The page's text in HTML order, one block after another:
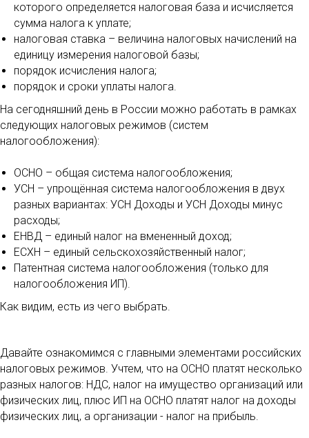
которого определяется налоговая база и исчисляется
сумма налога к уплате;
налоговая ставка – величина налоговых начислений на
единицу измерения налоговой базы;
порядок исчисления налога;
порядок и сроки уплаты налога.
На сегодняшний день в России можно работать в рамках
следующих налоговых режимов (систем
налогообложения):
ОСНО – общая система налогообложения;
УСН – упрощённая система налогообложения в двух
разных вариантах: УСН Доходы и УСН Доходы минус
расходы;
ЕНВД – единый налог на вмененный доход;
ЕСХН – единый сельскохозяйственный налог;
Патентная система налогообложения (только для
налогообложения ИП).
Как видим, есть из чего выбрать.
Давайте ознакомимся с главными элементами российских
налоговых режимов. Учтем, что на ОСНО платят несколько
разных налогов: НДС, налог на имущество организаций или
физических лиц, плюс ИП на ОСНО платят налог на доходы
физических лиц, а организации - налог на прибыль.